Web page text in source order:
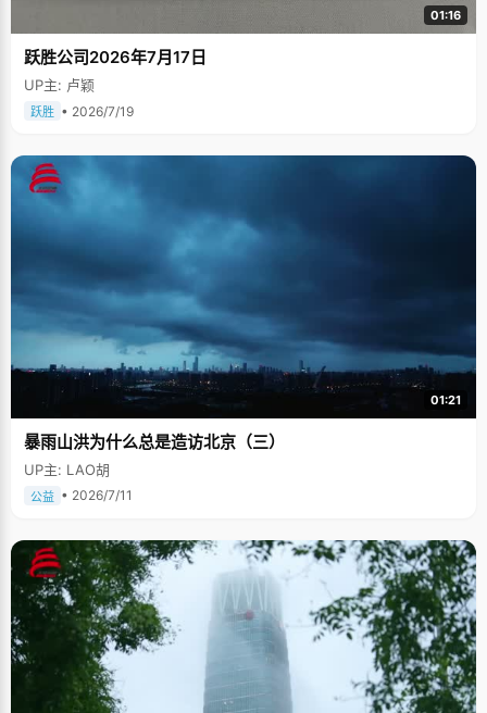
01:16
跃胜公司2026年7月17日
UP主: 卢颖
跃胜 • 2026/7/19
01:21
暴雨山洪为什么总是造访北京（三）
UP主: LAO胡
公益 • 2026/7/11